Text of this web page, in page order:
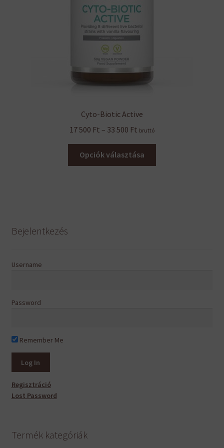
Cyto-Biotic Active
17 500 Ft – 33 500 Ft Ártartomány:
500 Ft
-
bruttó
Opciók választása
Bejelentkezés
Username
Password
Remember Me
Regisztráció
Lost Password
Termék kategóriák